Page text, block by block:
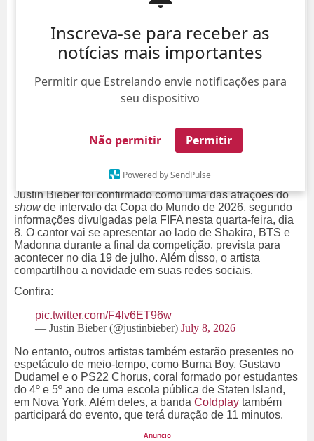
Inscreva-se para receber as
notícias mais importantes
Permitir que Estrelando envie notificações para
seu dispositivo
Não permitir Permitir
Powered by SendPulse
Justin Bieber foi confirmado como uma das atrações do
showde intervalo da Copa do Mundo de 2026, segundo
informações divulgadas pela FIFA nesta quarta-feira, dia
8. O cantor vai se apresentar ao lado de Shakira, BTS e
Madonna durante a final da competição, prevista para
acontecer no dia 19 de julho. Além disso, o artista
compartilhou a novidade em suas redes sociais.
Confira:
pic.twitter.com/F4lv6ET96w
— Justin Bieber (@justinbieber) July 8, 2026
No entanto, outros artistas também estarão presentes no
espetáculo de meio-tempo, como Burna Boy, Gustavo
Dudamel e o PS22 Chorus, coral formado por estudantes
do 4º e 5º ano de uma escola pública de Staten Island,
em Nova York. Além deles, a banda Coldplay também
participará do evento, que terá duração de 11 minutos.